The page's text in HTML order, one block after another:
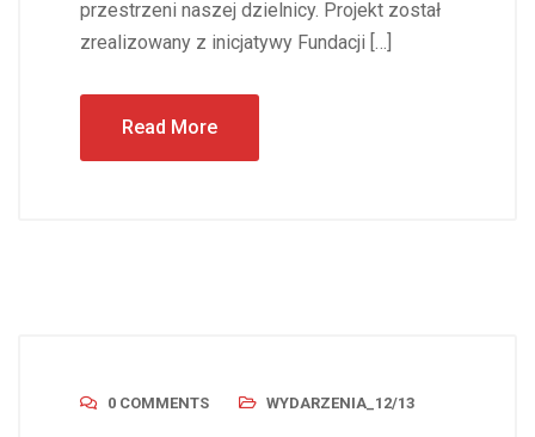
przestrzeni naszej dzielnicy. Projekt został
zrealizowany z inicjatywy Fundacji […]
Read More
0 COMMENTS WYDARZENIA_12/13